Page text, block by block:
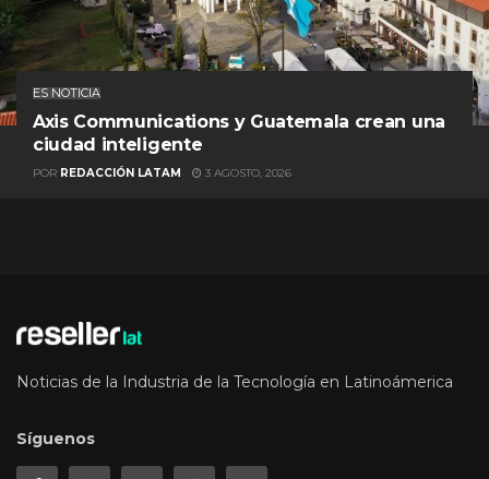
ES NOTICIA
Axis Communications y Guatemala crean una
ciudad inteligente
POR REDACCIÓN LATAM 3 AGOSTO, 2026
Noticias de la Industria de la Tecnología en Latinoámerica
Síguenos